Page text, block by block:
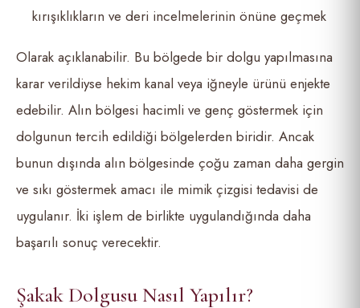
kırışıklıkların ve deri incelmelerinin önüne geçmek
Olarak açıklanabilir. Bu bölgede bir dolgu yapılmasına
karar verildiyse hekim kanal veya iğneyle ürünü enjekte
edebilir. Alın bölgesi hacimli ve genç göstermek için
dolgunun tercih edildiği bölgelerden biridir. Ancak
bunun dışında alın bölgesinde çoğu zaman daha gergin
ve sıkı göstermek amacı ile mimik çizgisi tedavisi de
uygulanır. İki işlem de birlikte uygulandığında daha
başarılı sonuç verecektir.
Şakak Dolgusu Nasıl Yapılır?